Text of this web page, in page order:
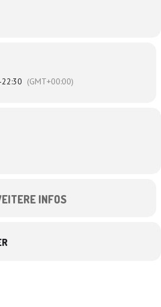
Rhythmen, ein bisschen Kindergeburtstag,
Laune!“ Kölnische Rundschau
-22:30 (GMT+00:00)
INFOS